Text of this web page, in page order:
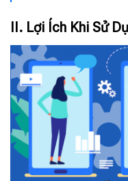
II. Lợi Ích Khi Sử